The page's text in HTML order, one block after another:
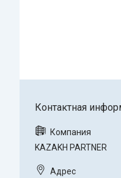
KAZAKH PARTNER